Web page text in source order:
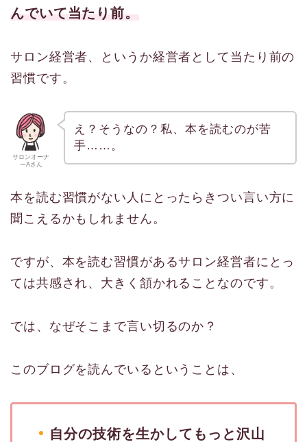
んでいて当たり前。
サロン経営者、というか経営者として当たり前の
習慣です。
サロンオーナ
ーAさん
え？そうなの？私、本を読むのが苦
手……。
本を読む習慣がない人にとったらきつい言い方に
聞こえるかもしれません。
ですが、本を読む習慣があるサロン経営者にとっ
ては共感され、大きく頷かれることなのです。
では、なぜそこまで言い切るのか？
このブログを読んでいるということは、
自分の技術を生かしてもっと沢山